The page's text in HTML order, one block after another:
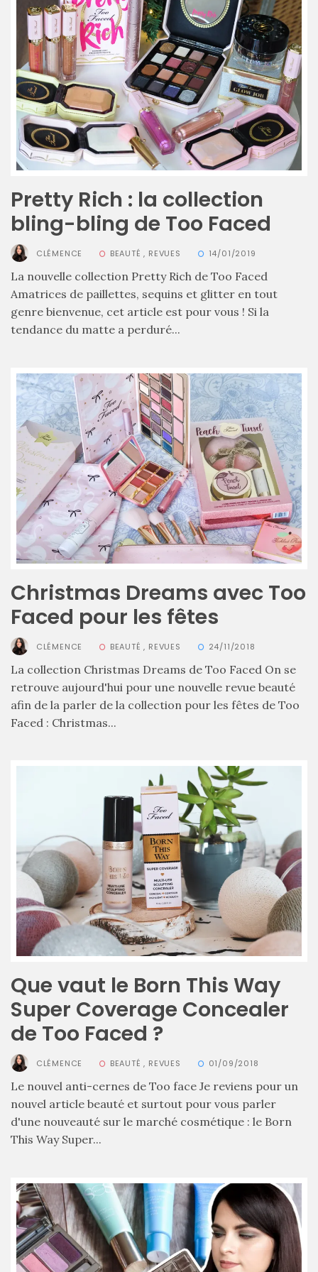
Sac
cabas
en
:
mon
avis
sur
le
shopper
marron
chic
et
tendance
30/05/2026
Ma
sélection
de
sacs
et
tendance
pour
23/05/2026
Les
sacs
tendances
printemps
été
2026
:
et
pratique
au
quotidien
09/05/2026
Pretty Rich : la collection
bling-bling de Too Faced
CLÉMENCE BEAUTÉ , REVUES 14/01/2019
La nouvelle collection Pretty Rich de Too Faced
Amatrices de paillettes, sequins et glitter en tout
genre bienvenue, cet article est pour vous ! Si la
tendance du matte a perduré...
Christmas Dreams avec Too
Faced pour les fêtes
CLÉMENCE BEAUTÉ , REVUES 24/11/2018
La collection Christmas Dreams de Too Faced On se
retrouve aujourd'hui pour une nouvelle revue beauté
afin de la parler de la collection pour les fêtes de Too
Faced : Christmas...
Que vaut le Born This Way
Super Coverage Concealer
de Too Faced ?
CLÉMENCE BEAUTÉ , REVUES 01/09/2018
Le nouvel anti-cernes de Too face Je reviens pour un
nouvel article beauté et surtout pour vous parler
d'une nouveauté sur le marché cosmétique : le Born
This Way Super...